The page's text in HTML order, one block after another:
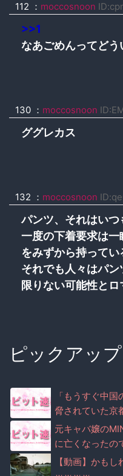
112 ： moccosnoon
>>1
なあごめんってどう
130 ： moccosnoon
ググレカス
132 ： moccosnoon
パンツ、それはいつ
一度の下着要求は
をみずから持ってい
それでも人々はパン
限りない可能性とロ
ピックアッ
「もうすぐ中
脅されていた
マナー注意で脅
元キャバ嬢の
に亡くなったの
あり）
【動画】かも